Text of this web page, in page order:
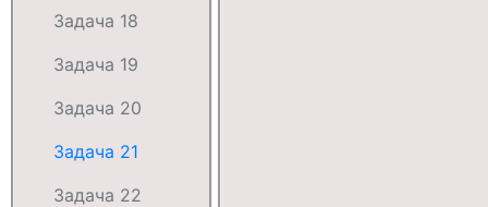
Задача 18
Задача 19
Задача 20
Задача 21
Задача 22